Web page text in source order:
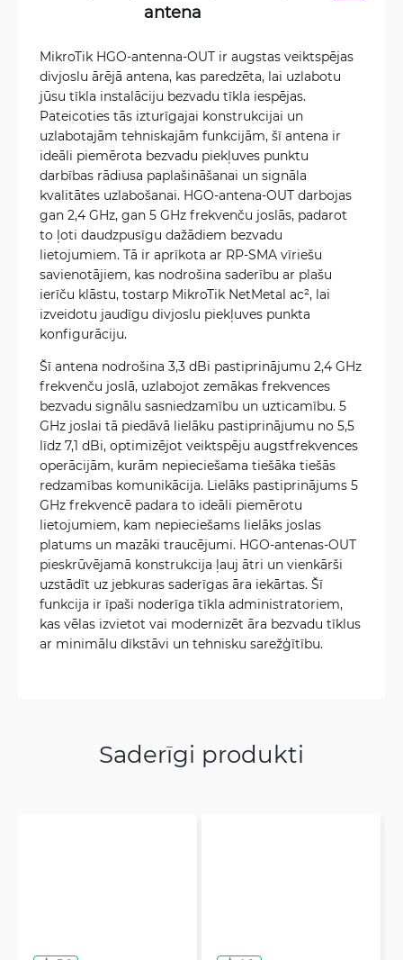
antena
MikroTik HGO-antenna-OUT ir augstas veiktspējas
divjoslu ārējā antena, kas paredzēta, lai uzlabotu
jūsu tīkla instalāciju bezvadu tīkla iespējas.
Pateicoties tās izturīgajai konstrukcijai un
uzlabotajām tehniskajām funkcijām, šī antena ir
ideāli piemērota bezvadu piekļuves punktu
darbības rādiusa paplašināšanai un signāla
kvalitātes uzlabošanai. HGO-antena-OUT darbojas
gan 2,4 GHz, gan 5 GHz frekvenču joslās, padarot
to ļoti daudzpusīgu dažādiem bezvadu
lietojumiem. Tā ir aprīkota ar RP-SMA vīriešu
savienotājiem, kas nodrošina saderību ar plašu
ierīču klāstu, tostarp MikroTik NetMetal ac², lai
izveidotu jaudīgu divjoslu piekļuves punkta
konfigurāciju.
Šī antena nodrošina 3,3 dBi pastiprinājumu 2,4 GHz
frekvenču joslā, uzlabojot zemākas frekvences
bezvadu signālu sasniedzamību un uzticamību. 5
GHz joslai tā piedāvā lielāku pastiprinājumu no 5,5
līdz 7,1 dBi, optimizējot veiktspēju augstfrekvences
operācijām, kurām nepieciešama tiešāka tiešās
redzamības komunikācija. Lielāks pastiprinājums 5
GHz frekvencē padara to ideāli piemērotu
lietojumiem, kam nepieciešams lielāks joslas
platums un mazāki traucējumi. HGO-antenas-OUT
pieskrūvējamā konstrukcija ļauj ātri un vienkārši
uzstādīt uz jebkuras saderīgas āra iekārtas. Šī
funkcija ir īpaši noderīga tīkla administratoriem,
kas vēlas izvietot vai modernizēt āra bezvadu tīklus
ar minimālu dīkstāvi un tehnisku sarežģītību.
Saderīgi produkti